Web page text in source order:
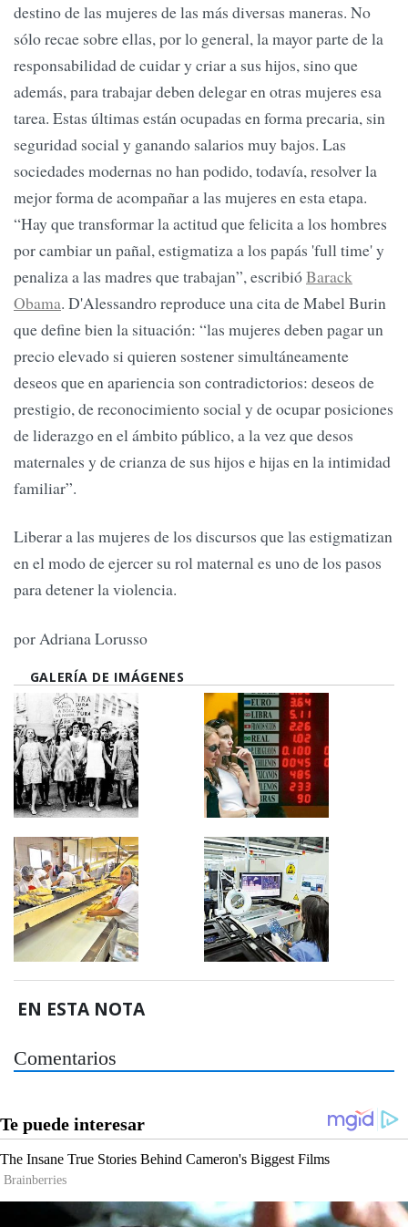
destino de las mujeres de las más diversas maneras. No
sólo recae sobre ellas, por lo general, la mayor parte de la
responsabilidad de cuidar y criar a sus hijos, sino que
además, para trabajar deben delegar en otras mujeres esa
tarea. Estas últimas están ocupadas en forma precaria, sin
seguridad social y ganando salarios muy bajos. Las
sociedades modernas no han podido, todavía, resolver la
mejor forma de acompañar a las mujeres en esta etapa.
“Hay que transformar la actitud que felicita a los hombres
por cambiar un pañal, estigmatiza a los papás 'full time' y
penaliza a las madres que trabajan”, escribióBarack
Obama. D'Alessandro reproduce una cita de Mabel Burin
que define bien la situación: “las mujeres deben pagar un
precio elevado si quieren sostener simultáneamente
deseos que en apariencia son contradictorios: deseos de
prestigio, de reconocimiento social y de ocupar posiciones
de liderazgo en el ámbito público, a la vez que desos
maternales y de crianza de sus hijos e hijas en la intimidad
familiar”.
Liberar a las mujeres de los discursos que las estigmatizan
en el modo de ejercer su rol maternal es uno de los pasos
para detener la violencia.
por Adriana Lorusso
GALERÍA DE IMÁGENES
EN ESTA NOTA
Comentarios